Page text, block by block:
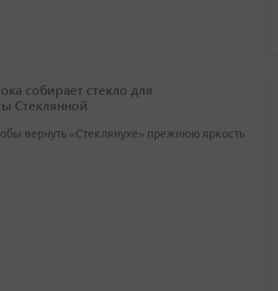
собирает стекло для
Стеклянной
вернуть «Стеклянухе» прежнюю яркость